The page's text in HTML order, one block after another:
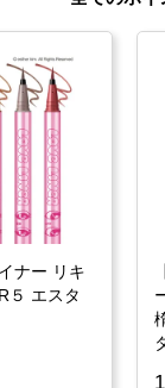
ナー リキ
５ エスタ